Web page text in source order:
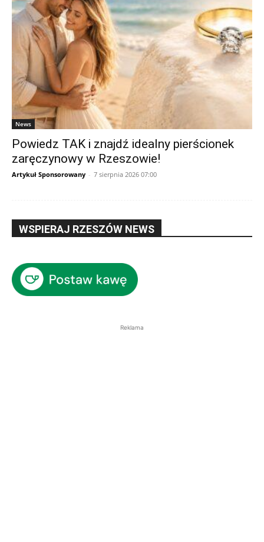
News
Powiedz TAK i znajdź idealny pierścionek
zaręczynowy w Rzeszowie!
Artykuł Sponsorowany - 7 sierpnia 2026 07:00
WSPIERAJ RZESZÓW NEWS
Reklama